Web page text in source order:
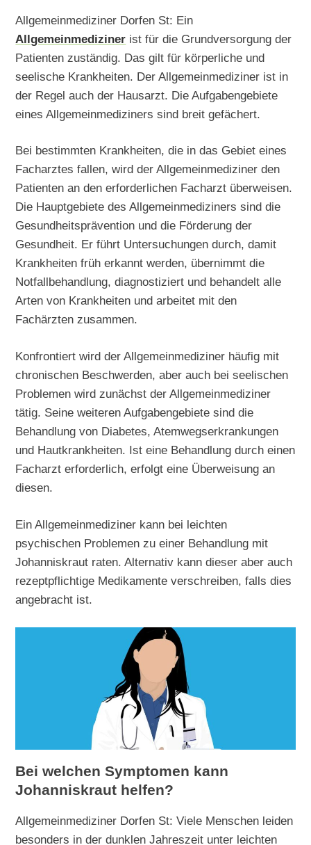
Allgemeinmediziner Dorfen St: Ein
Allgemeinmediziner ist für die Grundversorgung der
Patienten zuständig. Das gilt für körperliche und
seelische Krankheiten. Der Allgemeinmediziner ist in
der Regel auch der Hausarzt. Die Aufgabengebiete
eines Allgemeinmediziners sind breit gefächert.
Bei bestimmten Krankheiten, die in das Gebiet eines
Facharztes fallen, wird der Allgemeinmediziner den
Patienten an den erforderlichen Facharzt überweisen.
Die Hauptgebiete des Allgemeinmediziners sind die
Gesundheitsprävention und die Förderung der
Gesundheit. Er führt Untersuchungen durch, damit
Krankheiten früh erkannt werden, übernimmt die
Notfallbehandlung, diagnostiziert und behandelt alle
Arten von Krankheiten und arbeitet mit den
Fachärzten zusammen.
Konfrontiert wird der Allgemeinmediziner häufig mit
chronischen Beschwerden, aber auch bei seelischen
Problemen wird zunächst der Allgemeinmediziner
tätig. Seine weiteren Aufgabengebiete sind die
Behandlung von Diabetes, Atemwegserkrankungen
und Hautkrankheiten. Ist eine Behandlung durch einen
Facharzt erforderlich, erfolgt eine Überweisung an
diesen.
Ein Allgemeinmediziner kann bei leichten
psychischen Problemen zu einer Behandlung mit
Johanniskraut raten. Alternativ kann dieser aber auch
rezeptpflichtige Medikamente verschreiben, falls dies
angebracht ist.
Bei welchen Symptomen kann
Johanniskraut helfen?
Allgemeinmediziner Dorfen St: Viele Menschen leiden
besonders in der dunklen Jahreszeit unter leichten